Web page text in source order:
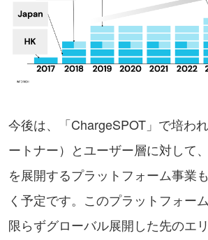
今後は、「ChargeSPOT」で培わ
ートナー）とユーザー層に対して
を展開するプラットフォーム事業
く予定です。このプラットフォー
限らずグローバル展開した先のエ